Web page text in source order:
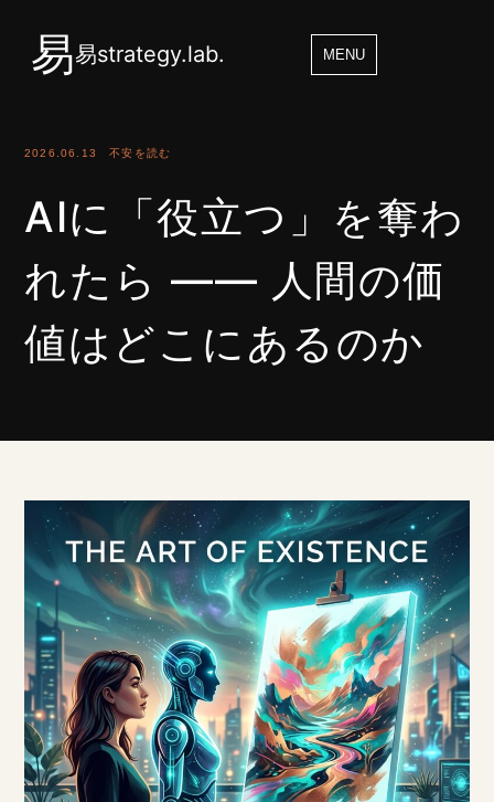
易易strategy.lab. MENU
2026.06.13不安を読む
AIに「役立つ」を奪わ
れたら ―― 人間の価
値はどこにあるのか